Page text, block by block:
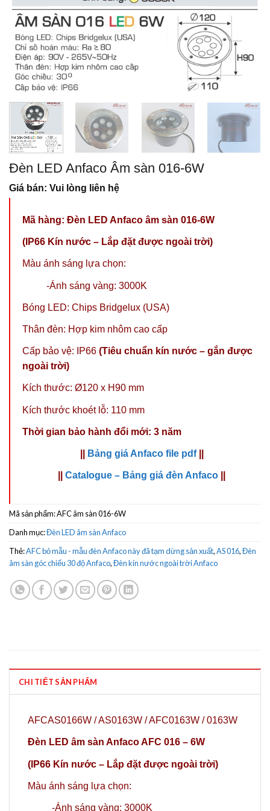
Đèn LED Anfaco Âm sàn 016-6W
Giá bán: Vui lòng liên hệ
Mã hàng: Đèn LED Anfaco âm sàn 016-6W
(IP66 Kín nước – Lắp đặt được ngoài trời)
Màu ánh sáng lựa chọn:
-Ánh sáng vàng: 3000K
Bóng LED: Chips Bridgelux (USA)
Thân đèn: Hợp kim nhôm cao cấp
Cấp bảo vệ: IP66 (Tiêu chuẩn kín nước – gắn được
ngoài trời)
Kích thước: Ø120 x H90 mm
Kích thước khoét lỗ: 110 mm
Thời gian bảo hành đổi mới: 3 năm
Bảng giá Anfaco file pdf
Catalogue – Bảng giá đèn Anfaco
Mã sản phẩm:AFC âm sàn 016-6W
Danh mục:Đèn LED âm sàn Anfaco
Thẻ:AFC bỏ mẫu - mẫu đèn Anfaco này đã tạm dừng sản xuất,AS 016,Đèn
âm sàn góc chiếu 30 độ Anfaco,Đèn kín nước ngoài trời Anfaco
CHI TIẾT SẢN PHẨM
AFCAS0166W / AS0163W / AFC0163W / 0163W
Đèn LED âm sàn Anfaco AFC 016 – 6W
(IP66 Kín nước – Lắp đặt được ngoài trời)
Màu ánh sáng lựa chọn:
-Ánh sáng vàng: 3000K